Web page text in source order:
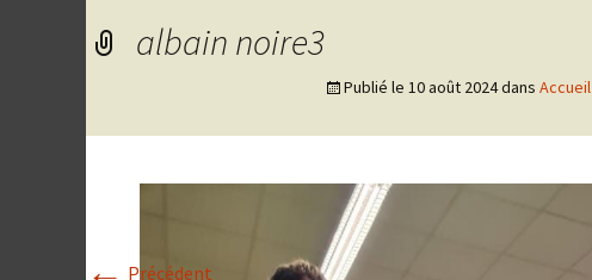
albain noire3
Publié le 10 août 2024dans Accueil
Précédent